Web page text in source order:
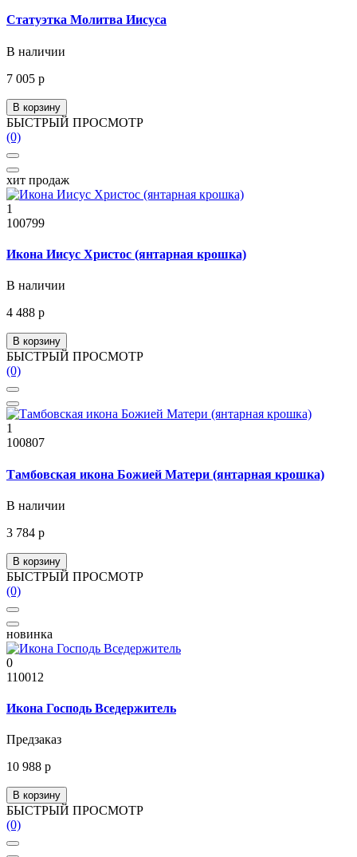
Статуэтка Молитва Иисуса
В наличии
7 005 р
В корзину
БЫСТРЫЙ ПРОСМОТР
(0)
хит продаж
1
100799
Икона Иисус Христос (янтарная крошка)
В наличии
4 488 р
В корзину
БЫСТРЫЙ ПРОСМОТР
(0)
1
100807
Тамбовская икона Божией Матери (янтарная крошка)
В наличии
3 784 р
В корзину
БЫСТРЫЙ ПРОСМОТР
(0)
новинка
0
110012
Икона Господь Вседержитель
Предзаказ
10 988 р
В корзину
БЫСТРЫЙ ПРОСМОТР
(0)